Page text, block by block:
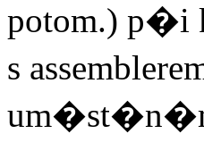
potom.) p�i
s